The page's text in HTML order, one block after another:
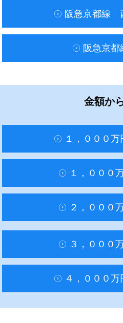
阪急京都線
阪急京
金額か
１，０００
１，０００
２，０００
３，０００
４，０００